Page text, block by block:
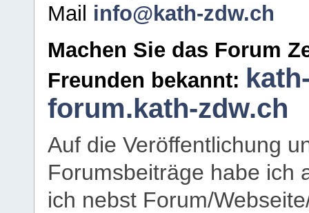
Mail info@kath-zdw.ch
Machen Sie das Forum
Freunden bekannt:
forum.kath-zdw.ch
Auf die Veröffentlichung
Forumsbeiträge habe ich
ich nebst Forum/